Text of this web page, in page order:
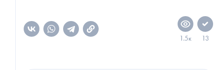
1.5к 13